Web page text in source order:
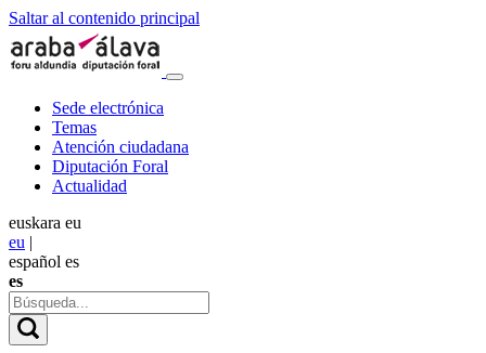
Saltar al contenido principal
Sede electrónica
Temas
Atención ciudadana
Diputación Foral
Actualidad
euskara eu
eu |
español es
es